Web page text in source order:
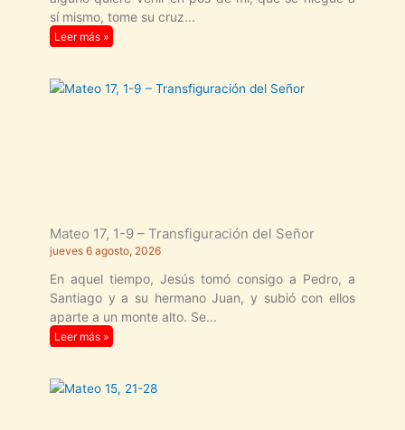
sí mismo, tome su cruz
Leer más »
Mateo 17, 1-9 – Transfiguración del Señor
jueves 6 agosto, 2026
En aquel tiempo, Jesús tomó consigo a Pedro, a
Santiago y a su hermano Juan, y subió con ellos
aparte a un monte alto. Se
Leer más »